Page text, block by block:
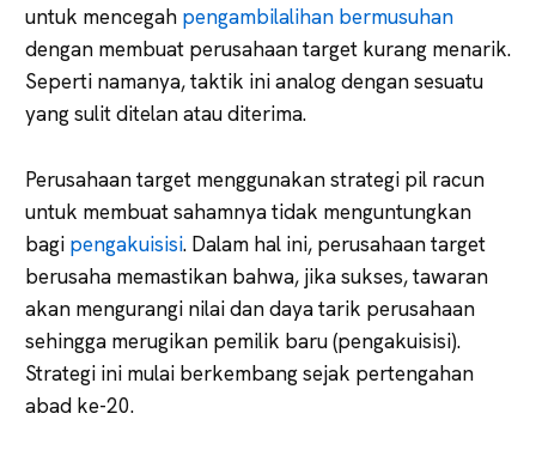
untuk mencegah pengambilalihan bermusuhan
dengan membuat perusahaan target kurang menarik.
Seperti namanya, taktik ini analog dengan sesuatu
yang sulit ditelan atau diterima.
Perusahaan target menggunakan strategi pil racun
untuk membuat sahamnya tidak menguntungkan
bagi pengakuisisi. Dalam hal ini, perusahaan target
berusaha memastikan bahwa, jika sukses, tawaran
akan mengurangi nilai dan daya tarik perusahaan
sehingga merugikan pemilik baru (pengakuisisi).
Strategi ini mulai berkembang sejak pertengahan
abad ke-20.